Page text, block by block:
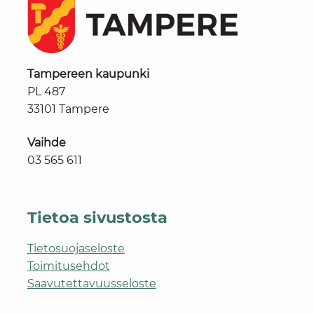
Tampereen kaupunki
PL 487
33101 Tampere
Vaihde
03 565 611
Tietoa sivustosta
Tietosuojaseloste
Toimitusehdot
Saavutettavuusseloste